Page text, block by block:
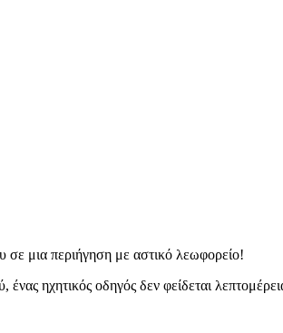
σε μια περιήγηση με αστικό λεωφορείο!
ηχητικός οδηγός δεν φείδεται